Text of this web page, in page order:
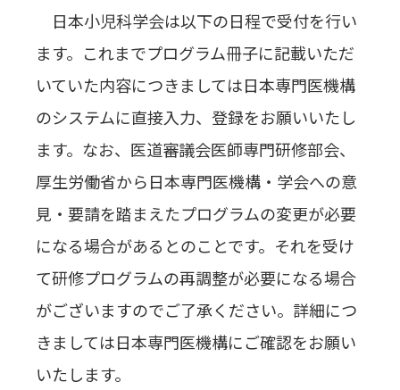
日本小児科学会は以下の日程で受付を行い
ます。これまでプログラム冊子に記載いただ
いていた内容につきましては日本専門医機構
のシステムに直接入力、登録をお願いいたし
ます。なお、医道審議会医師専門研修部会、
厚生労働省から日本専門医機構・学会への意
見・要請を踏まえたプログラムの変更が必要
になる場合があるとのことです。それを受け
て研修プログラムの再調整が必要になる場合
がございますのでご了承ください。詳細につ
きましては日本専門医機構にご確認をお願い
いたします。